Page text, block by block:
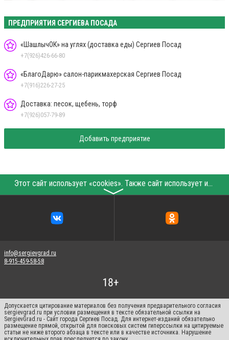
ПРЕДПРИЯТИЯ СЕРГИЕВА ПОСАДА
«ШашлычОК» на углях (доставка еды) Сергиев Посад
+7(926)426-66-80
«БлагоДарю» салон-парикмахерская Сергиев Посад
+7(916)226-27-25
Доставка: песок, щебень, торф
+7(926)057-79-89
Добавить предприятие
Этот сайт использует «cookies». Также сайт использует интернет-сервис для сбора технических данных касательно посетителей с целью получения маркетинговой и статистической информации. Условия обработки данных посетителей сайта см.
〉
info@sergievgrad.ru
8-915-459-58-58
Допускается цитирование материалов без получения предварительного согласия
sergievgrad.ru при условии размещения в тексте обязательной ссылки на
SergievGrad.ru - Сайт города Сергиев Посад. Для интернет-изданий обязательно
размещение прямой, открытой для поисковых систем гиперссылки на цитируемые
статьи не ниже второго абзаца в тексте или в качестве источника. Нарушение